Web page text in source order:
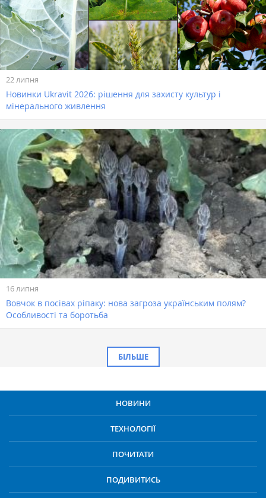
22 липня
Новинки Ukravit 2026: рішення для захисту культур і
мінерального живлення
16 липня
Вовчок в посівах ріпаку: нова загроза українським полям?
Особливості та боротьба
БІЛЬШЕ
НОВИНИ
ТЕХНОЛОГІЇ
ПОЧИТАТИ
ПОДИВИТИСЬ